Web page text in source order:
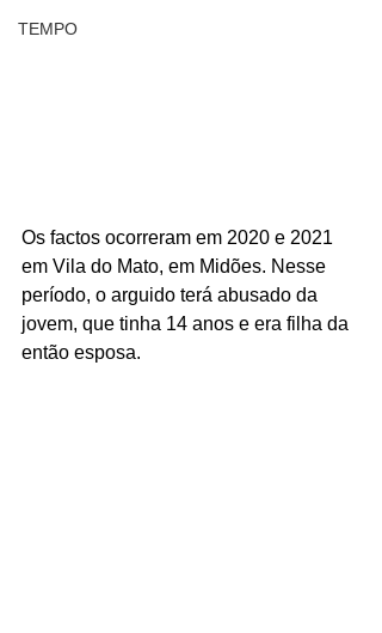
TEMPO
Os factos ocorreram em 2020 e 2021
em Vila do Mato, em Midões. Nesse
período, o arguido terá abusado da
jovem, que tinha 14 anos e era filha da
então esposa.